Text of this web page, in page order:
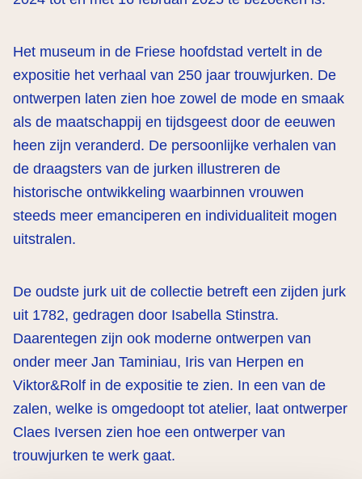
Het museum in de Friese hoofdstad vertelt in de
expositie het verhaal van 250 jaar trouwjurken. De
ontwerpen laten zien hoe zowel de mode en smaak
als de maatschappij en tijdsgeest door de eeuwen
heen zijn veranderd. De persoonlijke verhalen van
de draagsters van de jurken illustreren de
historische ontwikkeling waarbinnen vrouwen
steeds meer emanciperen en individualiteit mogen
uitstralen.
De oudste jurk uit de collectie betreft een zijden jurk
uit 1782, gedragen door Isabella Stinstra.
Daarentegen zijn ook moderne ontwerpen van
onder meer Jan Taminiau, Iris van Herpen en
Viktor&Rolf in de expositie te zien. In een van de
zalen, welke is omgedoopt tot atelier, laat ontwerper
Claes Iversen zien hoe een ontwerper van
trouwjurken te werk gaat.